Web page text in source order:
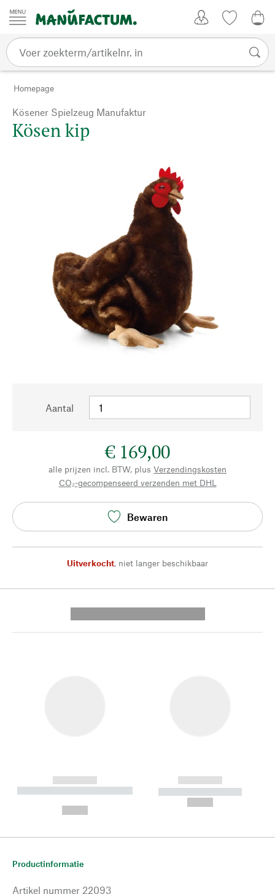
Passer au contenu
Homepage
Kösener Spielzeug Manufaktur
Kösen kip
Aantal
€ 169,00
alle prijzen incl. BTW, plus Verzendingskosten
CO₂-gecompenseerd verzenden met DHL
Bewaren
Uitverkocht, niet langer beschikbaar
------------
----------- ----------- --------
------------
----------- -----------
Productinformatie
Artikel nummer 22093